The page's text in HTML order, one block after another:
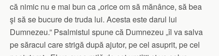
că nimic nu e mai bun ca „orice om să mănânce, să bea
şi să se bucure de truda lui. Acesta este darul lui
Dumnezeu.” Psalmistul spune că Dumnezeu „îl va salva
pe săracul care strigă după ajutor, pe cel asuprit, pe cel